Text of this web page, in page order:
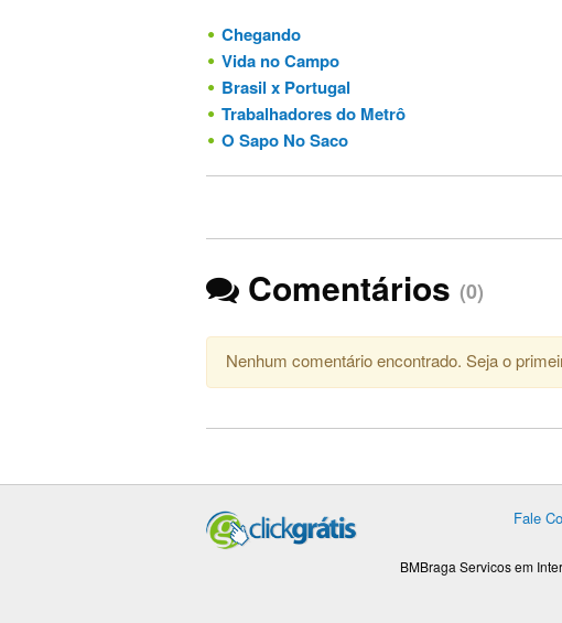
Chegando
Vida no Campo
Brasil x Portugal
Trabalhadores do Metrô
O Sapo No Saco
Comentários (0)
Nenhum comentário encontrado. Seja o
Fale
BMBraga Servicos em